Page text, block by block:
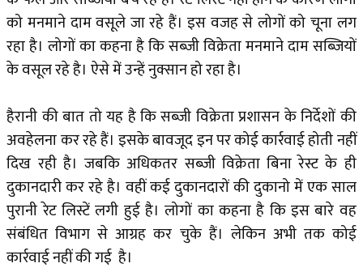
को मनमाने दाम वसूले जा रहे हैं। इस वजह से लोगों को चूना लग
रहा है। लोगों का कहना है कि सब्जी विक्रेता मनमाने दाम सब्जियों
के वसूल रहे है। ऐसे में उन्हें नुक्सान हो रहा है।
हैरानी की बात तो यह है कि सब्जी विक्रेता प्रशासन के निर्देशों की
अवहेलना कर रहे हैं। इसके बावजूद इन पर कोई कार्रवाई होती नहीं
दिख रही है। जबकि अधिकतर सब्जी विक्रेता बिना रेस्ट के ही
दुकानदारी कर रहे है। वहीं कई दुकानदारों की दुकानो में एक साल
पुरानी रेट लिस्टें लगी हुई है। लोगों का कहना है कि इस बारे वह
संबंधित विभाग से आग्रह कर चुके हैं। लेकिन अभी तक कोई
कार्रवाई नहीं की गई है।